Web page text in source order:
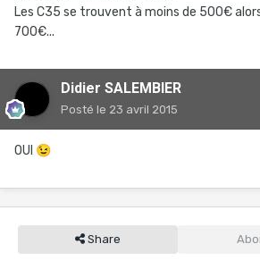
Les C35 se trouvent à moins de 500€
700€...
Didier SALEMBIER
Posté le 23 avril 2015
OUI 😉
Share